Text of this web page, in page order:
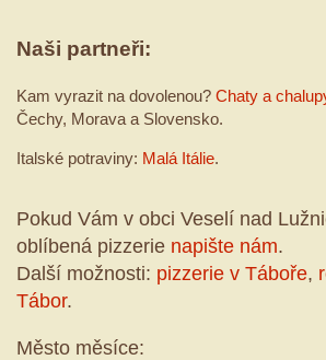
Naši partneři:
Kam vyrazit na dovolenou? Chaty a
Čechy, Morava a Slovensko.
Italské potraviny: Malá Itálie.
Pokud Vám v obci Veselí nad
oblíbená pizzerie napište nám.
Další možnosti: pizzerie v Táboře,
Tábor.
Město měsíce: